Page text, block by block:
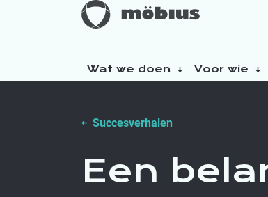
Wat we doen Voor wie
Over ons
Succesverhalen
Een